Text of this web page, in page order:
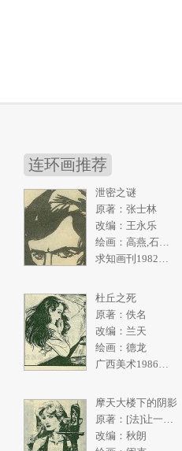
连环画推荐
泄密之谜
原著：张士林
改编：王永乐
绘画：高燕,石奇人
求知画刊1982年2期
杜丘之死
原著：佚名
改编：兰天
绘画：德龙
摩天大楼下的阴影
原著：[法]让一皮埃尔.拉阿里
改编：秋朗